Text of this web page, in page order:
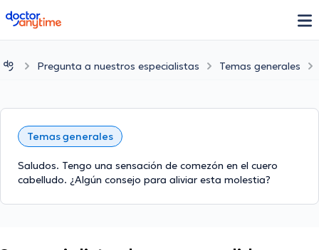
doctoranytime
Pregunta a nuestros especialistas Temas generales
Temas generales
Saludos. Tengo una sensación de comezón en el cuero
cabelludo. ¿Algún consejo para aliviar esta molestia?